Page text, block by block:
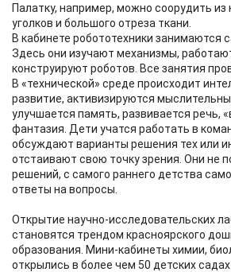
Палатку, например, можно соорудить из
уголков и большого отреза ткани.
В кабинете робототехники занимаются
Здесь они изучают механизмы,
конструируют роботов. Все занятия
В «технической» среде происходит
развитие, активизируются
улучшается память, развивается речь,
фантазия. Дети учатся работать в
обсуждают варианты решения тех или
отстаивают свою точку зрения. Они не
решений, с самого раннего детства
ответы на вопросы.
Открытие научно-исследовательских
становятся трендом красноярского
образования. Мини-кабинеты химии,
открылись в более чем 50 детских